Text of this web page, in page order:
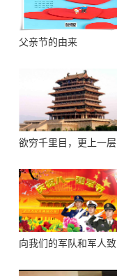
父亲节的由来
欲穷千里目，更上一层
向我们的军队和军人致